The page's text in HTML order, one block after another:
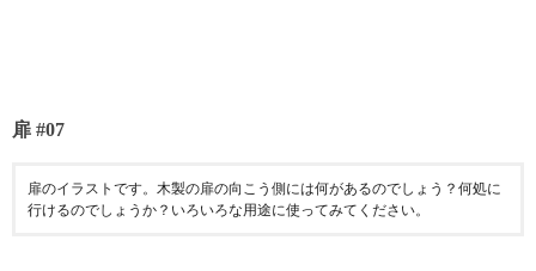
扉 #07
扉のイラストです。木製の扉の向こう側には何があるのでしょう？何処に
行けるのでしょうか？いろいろな用途に使ってみてください。